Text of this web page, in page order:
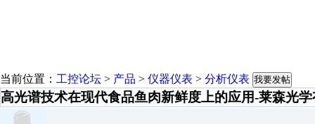
当前位置： 工控论坛 > 产品 > 仪器仪表 > 分析仪表 我要发帖
高光谱技术在现代食品鱼肉新鲜度上的应用-莱森光